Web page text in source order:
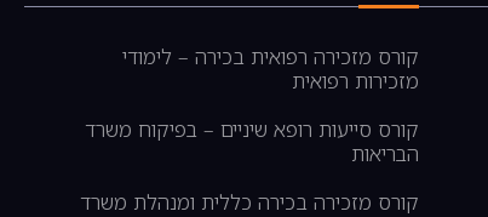
קורס מזכירה רפואית בכירה – לימודי
מזכירות רפואית
קורס סייעות רופא שיניים – בפיקוח משרד
הבריאות
קורס מזכירה בכירה כללית ומנהלת משרד